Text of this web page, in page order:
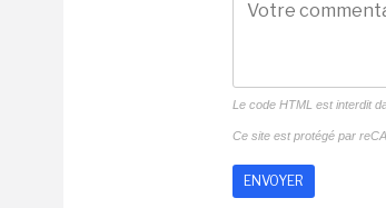
Le code HTML est interdit
Ce site est protégé par